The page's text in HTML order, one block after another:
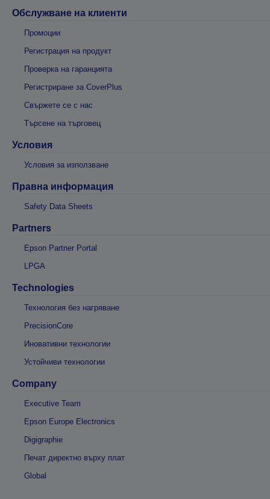
Обслужване на клиенти
Промоции
Регистрация на продукт
Проверка на гаранцията
Регистриране за CoverPlus
Свържете се с нас
Търсене на търговец
Условия
Условия за използване
Правна информация
Safety Data Sheets
Partners
Epson Partner Portal
LPGA
Technologies
Технология без нагряване
PrecisionCore
Иновативни технологии
Устойчиви технологии
Company
Executive Team
Epson Europe Electronics
Digigraphie
Печат директно върху плат
Global